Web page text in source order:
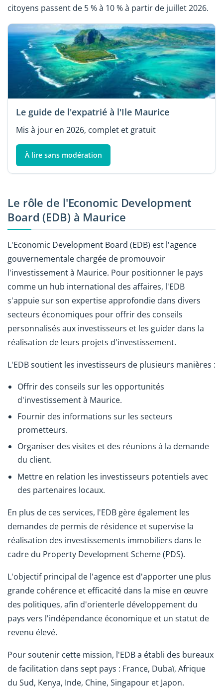
citoyens passent de 5 % à 10 % à partir de juillet 2026.
Le guide de l'expatrié à l'Ile Maurice
Mis à jour en 2026, complet et gratuit
À lire sans modération
Le rôle de l'Economic Development
Board (EDB) à Maurice
L'Economic Development Board (EDB) est l'agence
gouvernementale chargée de promouvoir
l'investissement à Maurice. Pour positionner le pays
comme un hub international des affaires, l'EDB
s'appuie sur son expertise approfondie dans divers
secteurs économiques pour offrir des conseils
personnalisés aux investisseurs et les guider dans la
réalisation de leurs projets d'investissement.
L'EDB soutient les investisseurs de plusieurs manières :
Offrir des conseils sur les opportunités
d'investissement à Maurice.
Fournir des informations sur les secteurs
prometteurs.
Organiser des visites et des réunions à la demande
du client.
Mettre en relation les investisseurs potentiels avec
des partenaires locaux.
En plus de ces services, l'EDB gère également les
demandes de permis de résidence et supervise la
réalisation des investissements immobiliers dans le
cadre du Property Development Scheme (PDS).
L'objectif principal de l'agence est d'apporter une plus
grande cohérence et efficacité dans la mise en œuvre
des politiques, afin d'orienterle développement du
pays vers l'indépendance économique et un statut de
revenu élevé.
Pour soutenir cette mission, l'EDB a établi des bureaux
de facilitation dans sept pays : France, Dubaï, Afrique
du Sud, Kenya, Inde, Chine, Singapour et Japon.